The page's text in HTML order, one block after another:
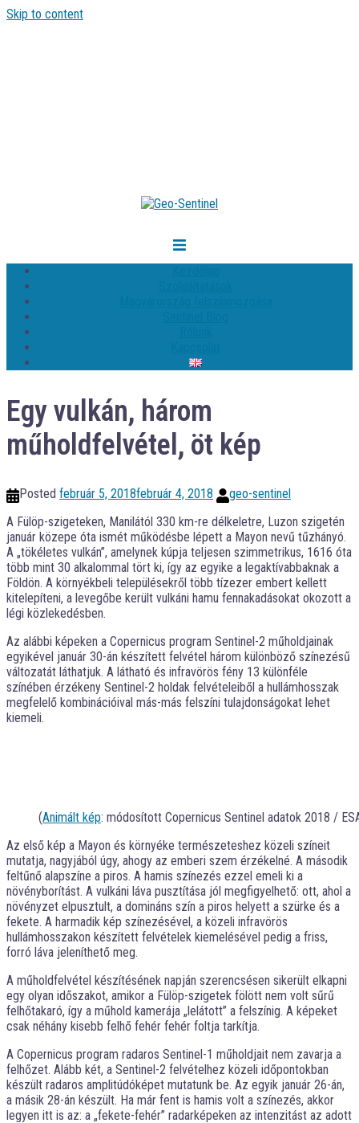
Skip to content
Egy vulkán, három
műholdfelvétel, öt kép
Posted február 5, 2018február 4, 2018
geo-sentinel
A Fülöp-szigeteken, Manilától 330 km-re délkeletre, Luzon szigetén
január közepe óta ismét működésbe lépett a Mayon nevű tűzhányó.
A „tökéletes vulkán”, amelynek kúpja teljesen szimmetrikus, 1616 óta
több mint 30 alkalommal tört ki, így az egyike a legaktívabbaknak a
Földön. A környékbeli településekről több tízezer embert kellett
kitelepíteni, a levegőbe került vulkáni hamu fennakadásokat okozott a
légi közlekedésben.
Az alábbi képeken a Copernicus program Sentinel-2 műholdjainak
egyikével január 30-án készített felvétel három különböző színezésű
változatát láthatjuk. A látható és infravörös fény 13 különféle
színében érzékeny Sentinel-2 holdak felvételeiből a hullámhosszak
megfelelő kombinációival más-más felszíni tulajdonságokat lehet
kiemeli.
(Animált kép: módosított Copernicus Sentinel adatok 2018 /
Az első kép a Mayon és környéke természeteshez közeli színeit
mutatja, nagyjából úgy, ahogy az emberi szem érzékelné. A második
feltűnő alapszíne a piros. A hamis színezés ezzel emeli ki a
növényborítást. A vulkáni láva pusztítása jól megfigyelhető: ott, ahol a
növényzet elpusztult, a domináns szín a piros helyett a szürke és a
fekete. A harmadik kép színezésével, a közeli infravörös
hullámhosszakon készített felvételek kiemelésével pedig a friss,
forró láva jeleníthető meg.
A műholdfelvétel készítésének napján szerencsésen sikerült elkapni
egy olyan időszakot, amikor a Fülöp-szigetek fölött nem volt sűrű
felhőtakaró, így a műhold kamerája „lelátott” a felszínig. A képeket
csak néhány kisebb felhő fehér fehér foltja tarkítja.
A Copernicus program radaros Sentinel-1 műholdjait nem zavarja a
felhőzet. Alább két, a Sentinel-2 felvételhez közeli időpontokban
készült radaros amplitúdóképet mutatunk be. Az egyik január 26-án,
a másik 28-án készült. Ha már fent is hamis volt a színezés, akkor
legyen itt is az: a „fekete-fehér” radarképeken az intenzitást az adott